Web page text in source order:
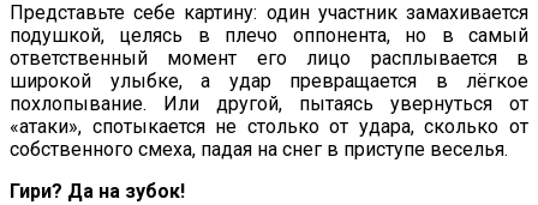
Представьте себе картину: один участник замахивается
подушкой, целясь в плечо оппонента, но в самый
ответственный момент его лицо расплывается в
широкой улыбке, а удар превращается в лёгкое
похлопывание. Или другой, пытаясь увернуться от
«атаки», спотыкается не столько от удара, сколько от
собственного смеха, падая на снег в приступе веселья.
Гири? Да на зубок!